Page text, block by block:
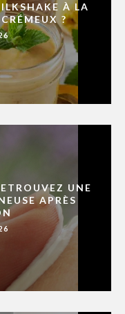
À LA
?
UNE
APRÈS